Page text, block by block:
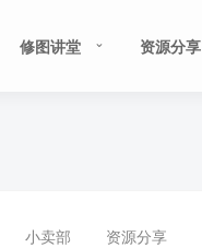
修图讲堂 资源分享
小卖部 资源分享